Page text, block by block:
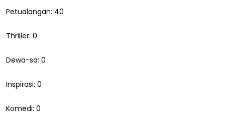
Petualangan: 40
Thriller: 0
Dewa-sa: 0
Inspirasi: 0
Komedi: 0